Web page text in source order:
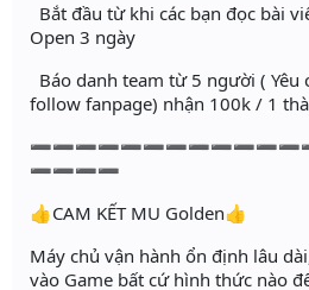
Bắt đầu từ khi các bạn đọc bài
Open 3 ngày
Báo danh team từ 5 người ( Yêu
follow fanpage) nhận 100k / 1
➖➖➖➖
👍CAM KẾT MU Golden👍
Máy chủ vận hành ổn định lâu
vào Game bất cứ hình thức nào